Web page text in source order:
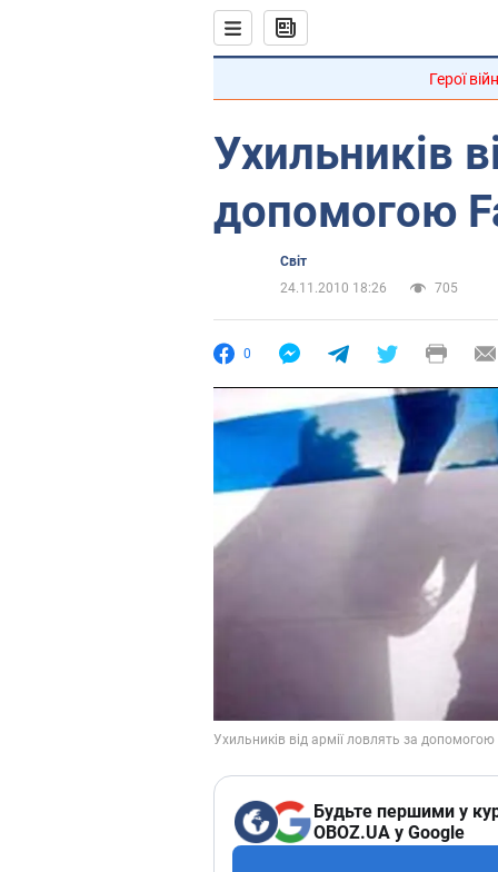
Герої
Ухильників
допомогою
Світ
24.11.2010 18:26
705
0
Будьте першими у
OBOZ.UA у Google